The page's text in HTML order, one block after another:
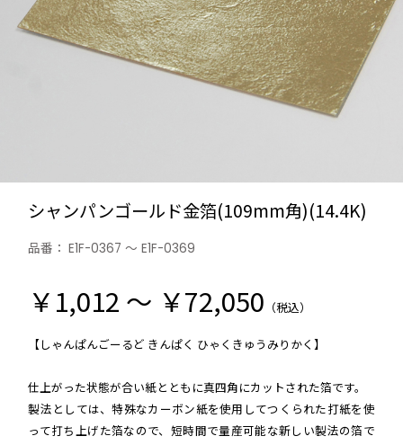
シャンパンゴールド金箔(109mm角)(14.4K)
品番：E1F-0367 ～ E1F-0369
￥1,012 ～ ￥72,050 （税込）
【しゃんぱんごーるど きんぱく ひゃくきゅうみりかく】
仕上がった状態が合い紙とともに真四角にカットされた箔です。
製法としては、特殊なカーボン紙を使用してつくられた打紙を使
って打ち上げた箔なので、短時間で量産可能な新しい製法の箔で